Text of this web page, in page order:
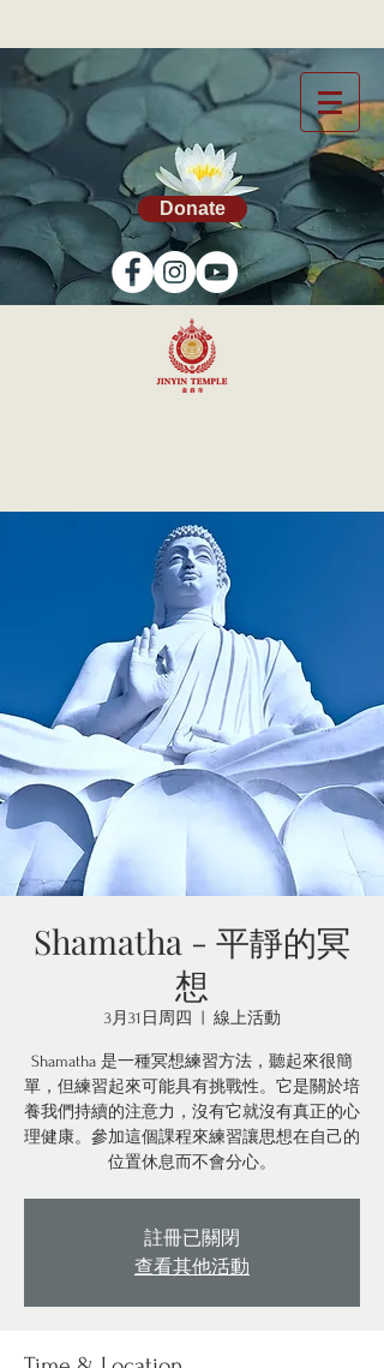
Donate
Shamatha - 平靜的冥
想
3月31日周四 線上活動
Shamatha 是一種冥想練習方法，聽起來很簡
單，但練習起來可能具有挑戰性。它是關於培
養我們持續的注意力，沒有它就沒有真正的心
理健康。參加這個課程來練習讓思想在自己的
位置休息而不會分心。
註冊已關閉
查看其他活動